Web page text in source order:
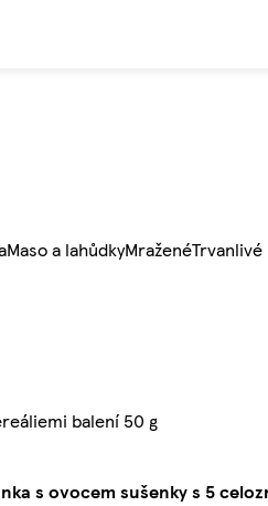
Maso a lahůdkyMraženéTrvanlivé
balení 50 g
s ovocem sušenky s 5